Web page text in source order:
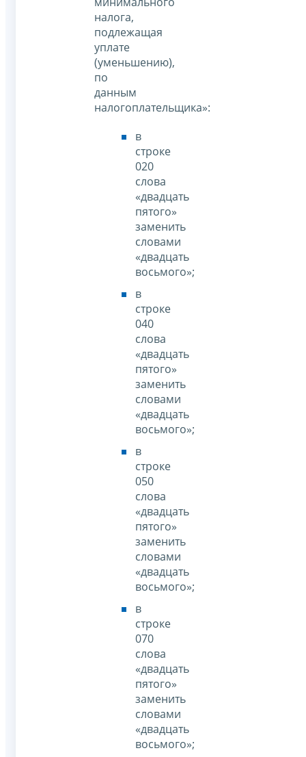
налога,
подлежащая
уплате
(уменьшению),
по
данным
налогоплательщика»:
в
строке
020
слова
«двадцать
пятого»
заменить
словами
«двадцать
восьмого»;
в
строке
040
слова
«двадцать
пятого»
заменить
словами
«двадцать
восьмого»;
в
строке
050
слова
«двадцать
пятого»
заменить
словами
«двадцать
восьмого»;
в
строке
070
слова
«двадцать
пятого»
заменить
словами
«двадцать
восьмого»;